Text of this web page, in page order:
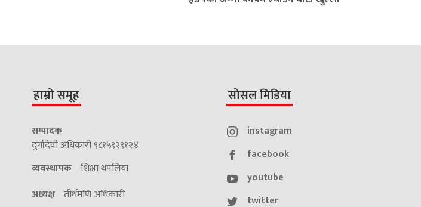
हाम्रो समूह
सम्पादक
दुर्गादेवी अधिकारी ९८१५९२९१२४
व्यवस्थापक शिक्षा थपलिया
अध्यक्ष तीर्थमणि अधिकारी
सोसल मिडिया
instagram
facebook
youtube
twitter